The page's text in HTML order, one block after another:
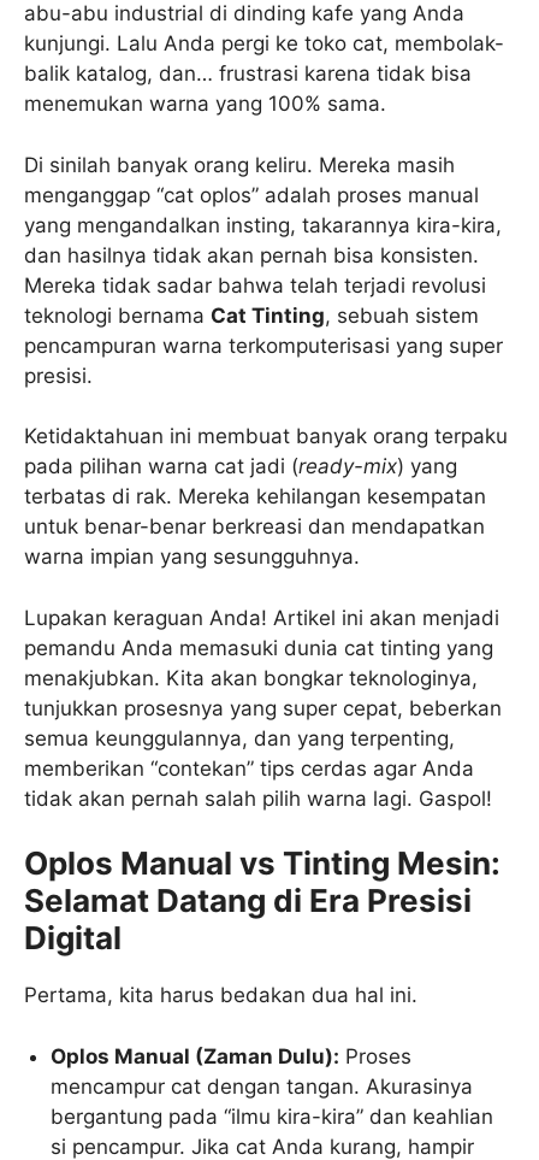
abu-abu industrial di dinding kafe yang Anda
kunjungi. Lalu Anda pergi ke toko cat, membolak-
balik katalog, dan… frustrasi karena tidak bisa
menemukan warna yang 100% sama.
Di sinilah banyak orang keliru. Mereka masih
menganggap “cat oplos” adalah proses manual
yang mengandalkan insting, takarannya kira-kira,
dan hasilnya tidak akan pernah bisa konsisten.
Mereka tidak sadar bahwa telah terjadi revolusi
teknologi bernama Cat Tinting, sebuah sistem
pencampuran warna terkomputerisasi yang super
presisi.
Ketidaktahuan ini membuat banyak orang terpaku
pada pilihan warna cat jadi (ready-mix) yang
terbatas di rak. Mereka kehilangan kesempatan
untuk benar-benar berkreasi dan mendapatkan
warna impian yang sesungguhnya.
Lupakan keraguan Anda! Artikel ini akan menjadi
pemandu Anda memasuki dunia cat tinting yang
menakjubkan. Kita akan bongkar teknologinya,
tunjukkan prosesnya yang super cepat, beberkan
semua keunggulannya, dan yang terpenting,
memberikan “contekan” tips cerdas agar Anda
tidak akan pernah salah pilih warna lagi. Gaspol!
Oplos Manual vs Tinting Mesin:
Selamat Datang di Era Presisi
Digital
Pertama, kita harus bedakan dua hal ini.
Oplos Manual (Zaman Dulu): Proses
mencampur cat dengan tangan. Akurasinya
bergantung pada “ilmu kira-kira” dan keahlian
si pencampur. Jika cat Anda kurang, hampir